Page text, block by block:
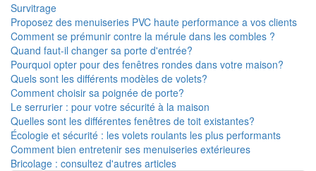
Survitrage
Proposez des menuiseries PVC haute performance a vos clients
Comment se prémunir contre la mérule dans les combles ?
Quand faut-il changer sa porte d'entrée?
Pourquoi opter pour des fenêtres rondes dans votre maison?
Quels sont les différents modèles de volets?
Comment choisir sa poignée de porte?
Le serrurier : pour votre sécurité à la maison
Quelles sont les différentes fenêtres de toit existantes?
Écologie et sécurité : les volets roulants les plus performants
Comment bien entretenir ses menuiseries extérieures
Bricolage : consultez d'autres articles